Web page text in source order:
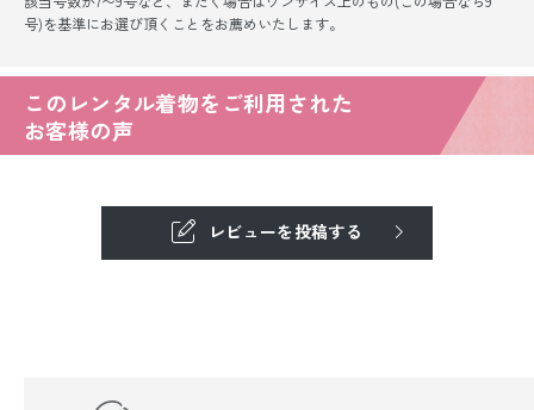
号)を基準にお選び頂くことをお薦めいたします。
このレンタル着物をご利用された
お客様の声
レビューを投稿する